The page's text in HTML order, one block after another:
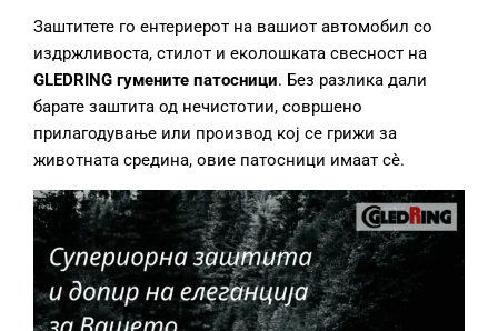
Заштитете го ентериерот на вашиот автомобил со
издржливоста, стилот и еколошката свесност на
GLEDRING гумените патосници. Без разлика дали
барате заштита од нечистотии, совршено
прилагодување или производ кој се грижи за
животната средина, овие патосници имаат сè.